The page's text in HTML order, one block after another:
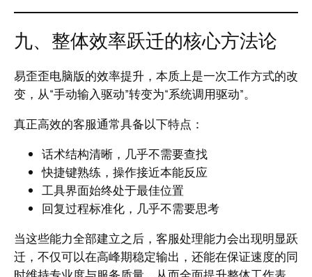
九、整体效率跃迁的核心方法论
易歪歪电脑版的效率提升，本质上是一次工作方式的改
变，从“手动输入驱动”转变为“系统调用驱动”。
真正高效的客服通常具备以下特点：
话术结构清晰，几乎不需要查找
快捷键熟练，操作接近本能反应
工具界面始终处于最佳位置
回复过程标准化，几乎不需要思考
当这些能力全部建立之后，客服处理能力会出现明显跃
迁，不仅可以在高峰期稳定输出，还能在保证速度的同